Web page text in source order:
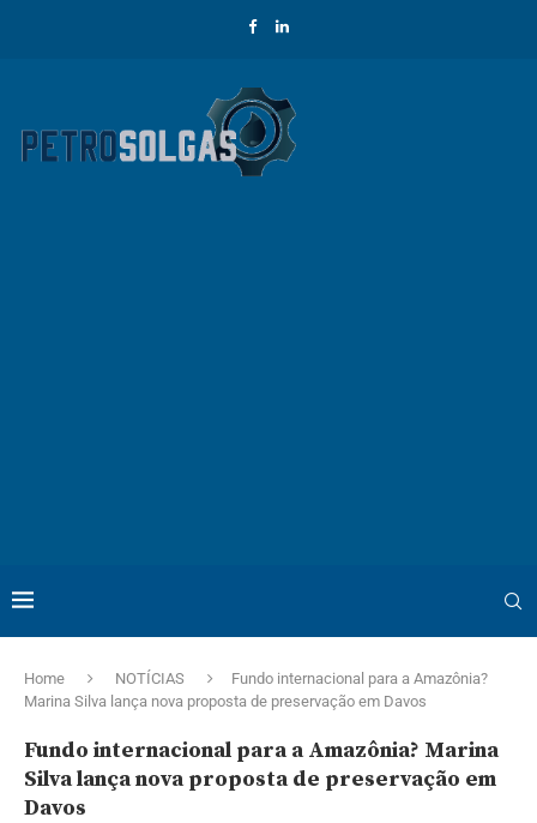
Home NOTÍCIAS
Fundo internacional para a Amazônia?
Marina Silva lança nova proposta de preservação em Davos
Fundo internacional para a Amazônia? Marina
Silva lança nova proposta de preservação em
Davos